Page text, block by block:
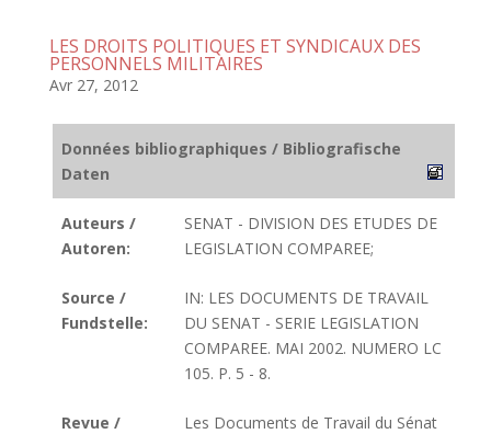
LES DROITS POLITIQUES ET SYNDICAUX DES
PERSONNELS MILITAIRES
Avr 27, 2012
Données bibliographiques / Bibliografische
Daten
Auteurs /
Autoren:
SENAT - DIVISION DES ETUDES DE
LEGISLATION COMPAREE;
Source /
Fundstelle:
IN: LES DOCUMENTS DE TRAVAIL
DU SENAT - SERIE LEGISLATION
COMPAREE. MAI 2002. NUMERO LC
105. P. 5 - 8.
Revue /
Les Documents de Travail du Sénat